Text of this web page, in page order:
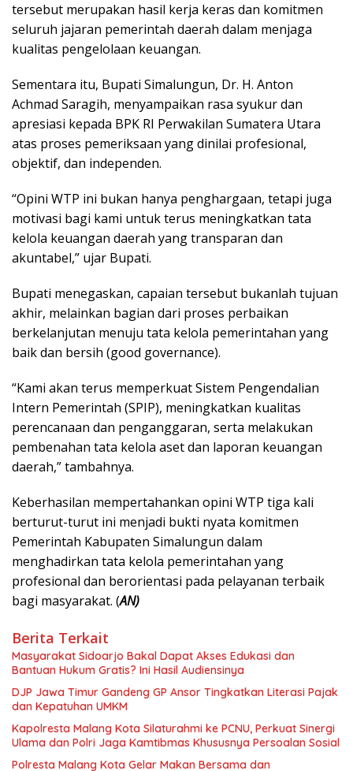
tersebut merupakan hasil kerja keras dan komitmen
seluruh jajaran pemerintah daerah dalam menjaga
kualitas pengelolaan keuangan.
Sementara itu, Bupati Simalungun, Dr. H. Anton
Achmad Saragih, menyampaikan rasa syukur dan
apresiasi kepada BPK RI Perwakilan Sumatera Utara
atas proses pemeriksaan yang dinilai profesional,
objektif, dan independen.
“Opini WTP ini bukan hanya penghargaan, tetapi juga
motivasi bagi kami untuk terus meningkatkan tata
kelola keuangan daerah yang transparan dan
akuntabel,” ujar Bupati.
Bupati menegaskan, capaian tersebut bukanlah tujuan
akhir, melainkan bagian dari proses perbaikan
berkelanjutan menuju tata kelola pemerintahan yang
baik dan bersih (good governance).
“Kami akan terus memperkuat Sistem Pengendalian
Intern Pemerintah (SPIP), meningkatkan kualitas
perencanaan dan penganggaran, serta melakukan
pembenahan tata kelola aset dan laporan keuangan
daerah,” tambahnya.
Keberhasilan mempertahankan opini WTP tiga kali
berturut-turut ini menjadi bukti nyata komitmen
Pemerintah Kabupaten Simalungun dalam
menghadirkan tata kelola pemerintahan yang
profesional dan berorientasi pada pelayanan terbaik
bagi masyarakat. (AN)
Berita Terkait
Masyarakat Sidoarjo Bakal Dapat Akses Edukasi dan
Bantuan Hukum Gratis? Ini Hasil Audiensinya
DJP Jawa Timur Gandeng GP Ansor Tingkatkan Literasi Pajak
dan Kepatuhan UMKM
Kapolresta Malang Kota Silaturahmi ke PCNU, Perkuat Sinergi
Ulama dan Polri Jaga Kamtibmas Khususnya Persoalan Sosial
Polresta Malang Kota Gelar Makan Bersama dan